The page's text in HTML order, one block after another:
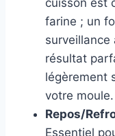
farine ; un
résultat
légèrement
votre moule.
Repos/
Essentiel